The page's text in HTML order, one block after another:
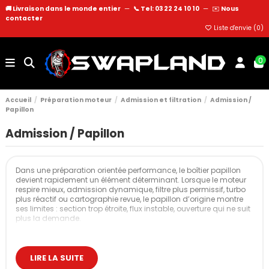
🚚 Livraison dans le monde entier — 📞 Tel: 03 22 24 10 10 — ✉️ Nous
contacter
Liste d'envie (0)
0
Accueil Préparation moteur Admission et filtration
Admission /
Papillon
Admission / Papillon
Dans une préparation orientée performance, le boîtier papillon
devient rapidement un élément déterminant. Lorsque le moteur
respire mieux, admission dynamique, filtre plus permissif, turbo
plus réactif ou cartographie revue, le papillon d’origine montre
ses limites : section trop étroite, flux instable, ouverture qui ne suit
plus la demande.
de préparation. Leur conception améliore la vitesse du flux, la
stabilité à l’ouverture et la réactivité à l’accélération, que l’objectif
LIRE LA SUITE